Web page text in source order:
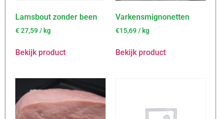
Lamsbout zonder been
€27,59/ kg
Bekijk product
Varkensmignonetten
€15,69 / kg
Bekijk product